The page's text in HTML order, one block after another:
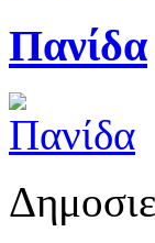
Πανίδα